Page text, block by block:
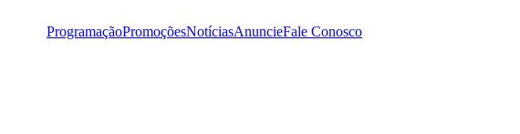
ProgramaçãoPromoçõesNotíciasAnuncieFale Conosco